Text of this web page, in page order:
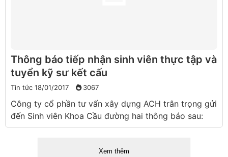
Thông báo tiếp nhận sinh viên thực tập và
tuyển kỹ sư kết cấu
Tin tức 18/01/2017 3067
Công ty cổ phần tư vấn xây dựng ACH trân trọng gửi
đến Sinh viên Khoa Cầu đường hai thông báo sau:
Xem thêm